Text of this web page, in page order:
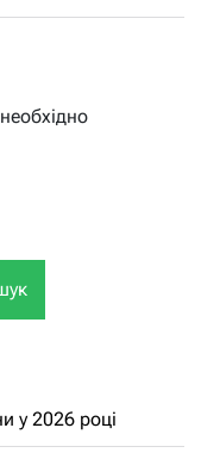
у 2026 році